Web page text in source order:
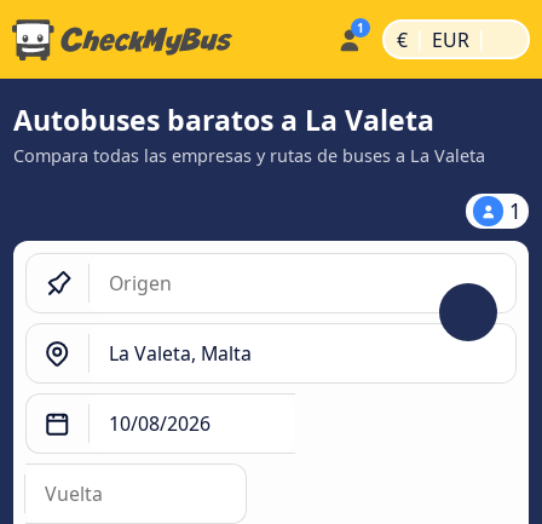
€ | EUR |
Autobuses baratos a La Valeta
Compara todas las empresas y rutas de buses a La Valeta
1